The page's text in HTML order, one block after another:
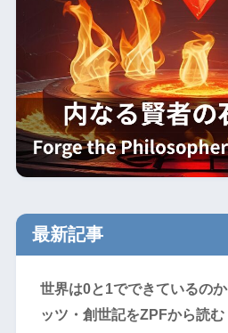
最新記事
世界は0と1でできているの
ッツ・創世記をZPFから読む